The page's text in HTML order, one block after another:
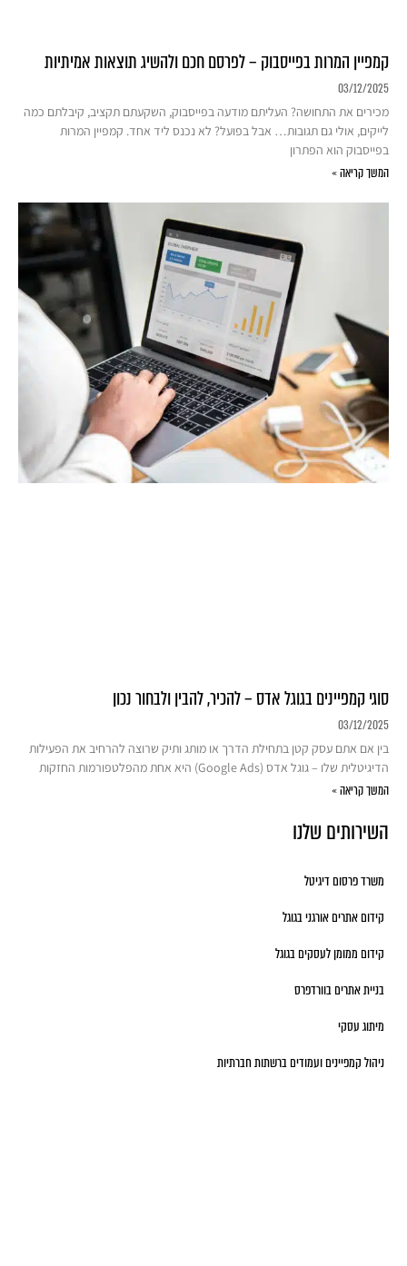
קמפיין המרות בפייסבוק – לפרסם חכם ולהשיג תוצאות אמיתיות
03/12/2025
מכירים את התחושה? העליתם מודעה בפייסבוק, השקעתם תקציב, קיבלתם כמה
לייקים, אולי גם תגובות… אבל בפועל? לא נכנס ליד אחד. קמפיין המרות
בפייסבוק הוא הפתרון
המשך קריאה »
סוגי קמפיינים בגוגל אדס – להכיר, להבין ולבחור נכון
03/12/2025
בין אם אתם עסק קטן בתחילת הדרך או מותג ותיק שרוצה להרחיב את הפעילות
הדיגיטלית שלו – גוגל אדס (Google Ads) היא אחת מהפלטפורמות החזקות
המשך קריאה »
השירותים שלנו
משרד פרסום דיגיטל
קידום אתרים אורגני בגוגל
קידום ממומן לעסקים בגוגל
בניית אתרים בוורדפרס
מיתוג עסקי
ניהול קמפיינים ועמודים ברשתות חברתיות